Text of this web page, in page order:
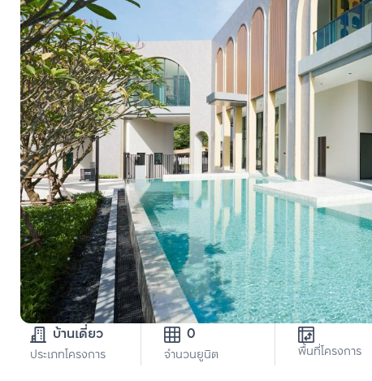
บ้านเดี่ยว
ประเภทโครงการ
0
จำนวนยูนิต พื้นที่โครงการ